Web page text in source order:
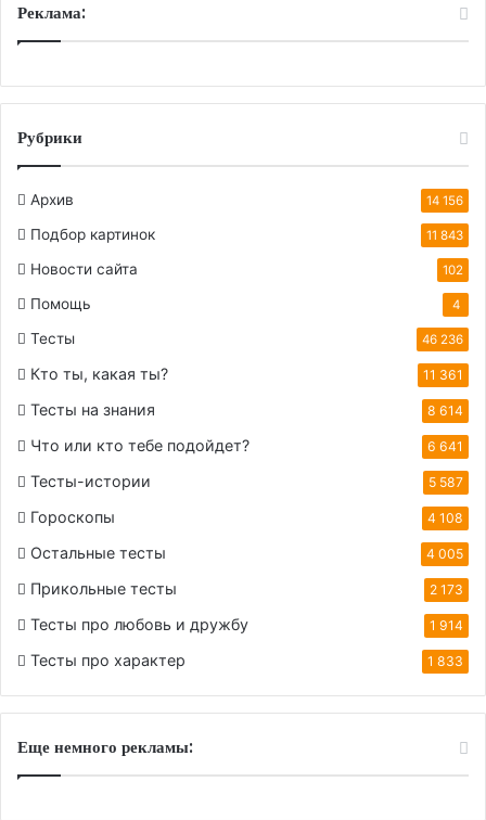
Реклама:
Рубрики
Архив 14 156
Подбор картинок 11 843
Новости сайта 102
Помощь 4
Тесты 46 236
Кто ты, какая ты? 11 361
Тесты на знания 8 614
Что или кто тебе подойдет? 6 641
Тесты-истории 5 587
Гороскопы 4 108
Остальные тесты 4 005
Прикольные тесты 2 173
Тесты про любовь и дружбу 1 914
Тесты про характер 1 833
Еще немного рекламы: